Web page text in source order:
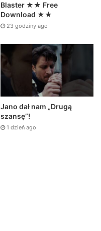
Blaster ★★ Free
Download ★★
23 godziny ago
Jano dał nam „Drugą
szansę”!
1 dzień ago